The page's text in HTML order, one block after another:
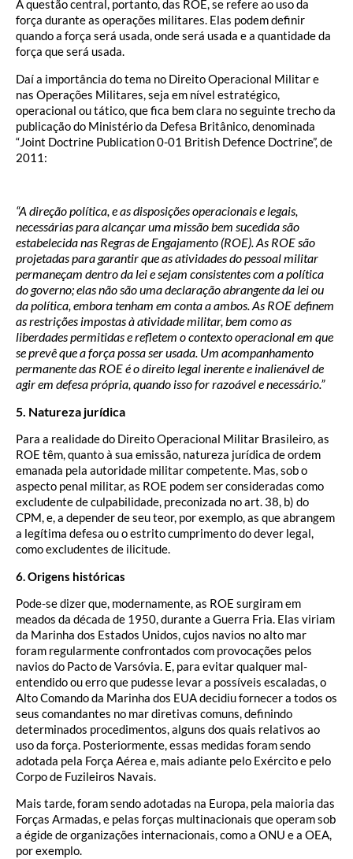
A questão central, portanto, das ROE, se refere ao uso da
força durante as operações militares. Elas podem definir
quando a força será usada, onde será usada e a quantidade da
força que será usada.
Daí a importância do tema no Direito Operacional Militar e
nas Operações Militares, seja em nível estratégico,
operacional ou tático, que fica bem clara no seguinte trecho da
publicação do Ministério da Defesa Britânico, denominada
“Joint Doctrine Publication 0-01 British Defence Doctrine”, de
2011:
“A direção política, e as disposições operacionais e legais,
necessárias para alcançar uma missão bem sucedida são
estabelecida nas Regras de Engajamento (ROE). As ROE são
projetadas para garantir que as atividades do pessoal militar
permaneçam dentro da lei e sejam consistentes com a política
do governo; elas não são uma declaração abrangente da lei ou
da política, embora tenham em conta a ambos. As ROE definem
as restrições impostas à atividade militar, bem como as
liberdades permitidas e refletem o contexto operacional em que
se prevê que a força possa ser usada. Um acompanhamento
permanente das ROE é o direito legal inerente e inalienável de
agir em defesa própria, quando isso for razoável e necessário.”
5. Natureza jurídica
Para a realidade do Direito Operacional Militar Brasileiro, as
ROE têm, quanto à sua emissão, natureza jurídica de ordem
emanada pela autoridade militar competente. Mas, sob o
aspecto penal militar, as ROE podem ser consideradas como
excludente de culpabilidade, preconizada no art. 38, b) do
CPM, e, a depender de seu teor, por exemplo, as que abrangem
a legítima defesa ou o estrito cumprimento do dever legal,
como excludentes de ilicitude.
6. Origens históricas
Pode-se dizer que, modernamente, as ROE surgiram em
meados da década de 1950, durante a Guerra Fria. Elas viriam
da Marinha dos Estados Unidos, cujos navios no alto mar
foram regularmente confrontados com provocações pelos
navios do Pacto de Varsóvia. E, para evitar qualquer mal-
entendido ou erro que pudesse levar a possíveis escaladas, o
Alto Comando da Marinha dos EUA decidiu fornecer a todos os
seus comandantes no mar diretivas comuns, definindo
determinados procedimentos, alguns dos quais relativos ao
uso da força. Posteriormente, essas medidas foram sendo
adotada pela Força Aérea e, mais adiante pelo Exército e pelo
Corpo de Fuzileiros Navais.
Mais tarde, foram sendo adotadas na Europa, pela maioria das
Forças Armadas, e pelas forças multinacionais que operam sob
a égide de organizações internacionais, como a ONU e a OEA,
por exemplo.